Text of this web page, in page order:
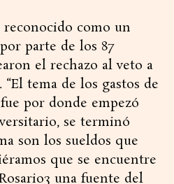
reconocido como un
parte de los 87
el rechazo al veto a
tema de los gastos de
por donde empezó
se terminó
son los sueldos que
que se encuentre
una fuente del